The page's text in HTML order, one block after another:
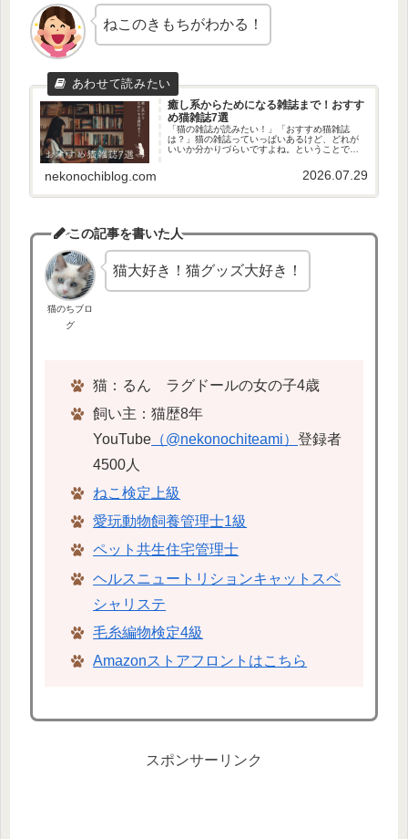
ねこのきもちがわかる！
癒し系からためになる雑誌まで！おすす
め猫雑誌7選
「猫の雑誌が読みたい！」「おすすめ猫雑誌
は？」猫の雑誌っていっぱいあるけど、どれが
いいか分かりづらいですよね。ということで、
介します！猫好きの私が責任をもって探してき
ました…！この記事を読めばあたな...
nekonochiblog.com 2026.07.29
この記事を書いた人
猫のちブロ
グ
猫大好き！猫グッズ大好き！
猫：るん ラグドールの女の子4歳
飼い主：猫歴8年
YouTube （@nekonochiteami）登録者
4500人
ねこ検定上級
愛玩動物飼養管理士1級
ペット共生住宅管理士
ヘルスニュートリションキャットスペ
シャリステ
毛糸編物検定4級
Amazonストアフロントはこちら
スポンサーリンク